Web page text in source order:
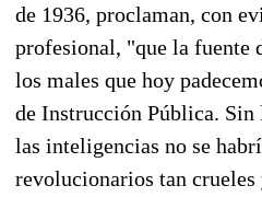
de 1936, proclaman, con
profesional, "que la fuente
los males que hoy
de Instrucción Pública.
las inteligencias no se
revolucionarios tan crueles